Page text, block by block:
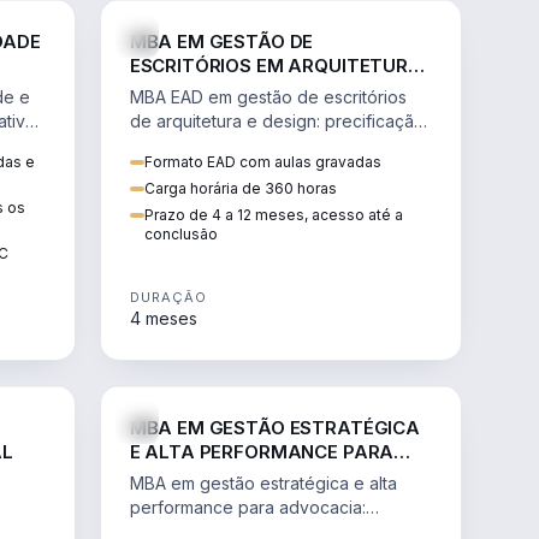
e
e
os
MBA EM GESTÃO DE
ESCRITÓRIOS EM ARQUITETURA
E DESIGN
MBA EAD em gestão de escritórios
de arquitetura e design: precificação,
gestão de equipes criativas.
Formato EAD com aulas gravadas
Carga horária de 360 horas
Prazo de 4 a 12 meses, acesso até a
conclusão
DURAÇÃO
4 meses
MBA EM GESTÃO ESTRATÉGICA
E ALTA PERFORMANCE PARA
ADVOCACIA
MBA em gestão estratégica e alta
performance para advocacia: